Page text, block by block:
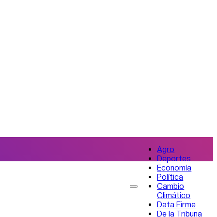
Agro
Deportes
Economía
Política
Cambio
Climático
Data Firme
De la Tribuna